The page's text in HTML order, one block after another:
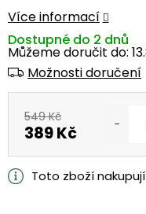
Více informací
Můžeme doručit do:
Možnosti doručení
Dostupné do 2 dnů
549 Kč
389 Kč
Toto zboží